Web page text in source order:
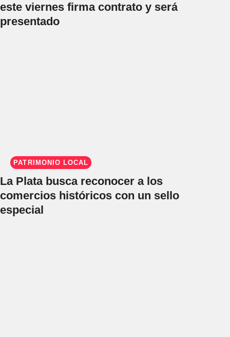
este viernes firma contrato y será
presentado
PATRIMONIO LOCAL
La Plata busca reconocer a los
comercios históricos con un sello
especial